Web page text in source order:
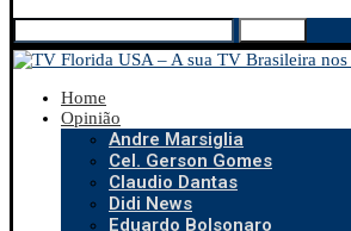
Home
Opinião
Andre Marsiglia
Cel. Gerson Gomes
Claudio Dantas
Didi News
Eduardo Bolsonaro